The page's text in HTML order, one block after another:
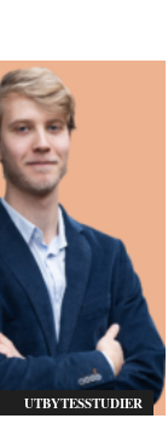
UTBYTESSTUDIER